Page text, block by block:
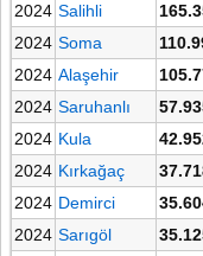
2024 Salihli
2024 Soma
2024 Alaşehir
2024 Saruhanlı
2024 Kula
2024 Kırkağaç
2024 Demirci
2024 Sarıgöl